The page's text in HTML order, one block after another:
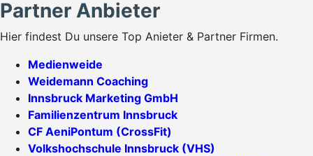
Partner Anbieter
Hier findest Du unsere Top Anieter & Partner Firmen.
Medienweide
Weidemann Coaching
Innsbruck Marketing GmbH
Familienzentrum Innsbruck
CF AeniPontum (CrossFit)
Volkshochschule Innsbruck (VHS)